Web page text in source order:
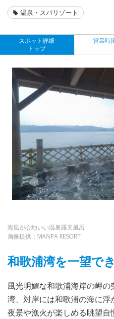
温泉・スパリゾート
スポット詳細
トップ
営業時
海風が心地いい温泉露天風呂
画像提供：MANPA RESORT
和歌浦湾を一望で
風光明媚な和歌浦海岸の岬
湾、対岸には和歌浦の海に
夜景や漁火が楽しめる眺望